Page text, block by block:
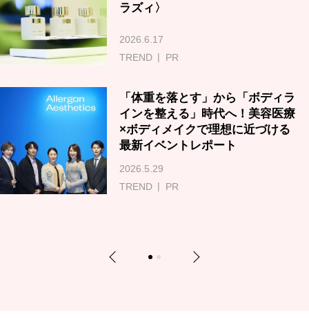
ラズィ〉
2026.6.17
TREND
PR
「体重を落とす」から「ボディラ
インを整える」時代へ！美容医療
×ボディメイクで理想に近づける
最新イベントレポート
2026.5.29
TREND
PR
Previous 1 2 Next